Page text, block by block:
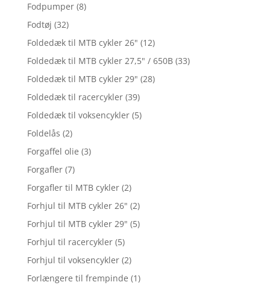
Fodpumper (8)
Fodtøj (32)
Foldedæk til MTB cykler 26" (12)
Foldedæk til MTB cykler 27,5" / 650B (33)
Foldedæk til MTB cykler 29" (28)
Foldedæk til racercykler (39)
Foldedæk til voksencykler (5)
Foldelås (2)
Forgaffel olie (3)
Forgafler (7)
Forgafler til MTB cykler (2)
Forhjul til MTB cykler 26" (2)
Forhjul til MTB cykler 29" (5)
Forhjul til racercykler (5)
Forhjul til voksencykler (2)
Forlængere til frempinde (1)